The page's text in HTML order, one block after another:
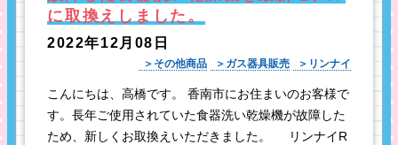
に取換えしました。
2022年12月08日
その他商品 ガス器具販売 リンナイ
こんにちは、高橋です。 香南市にお住まいのお客様で
す。長年ご使用されていた食器洗い乾燥機が故障した
ため、新しくお取換えいただきました。 リンナイR